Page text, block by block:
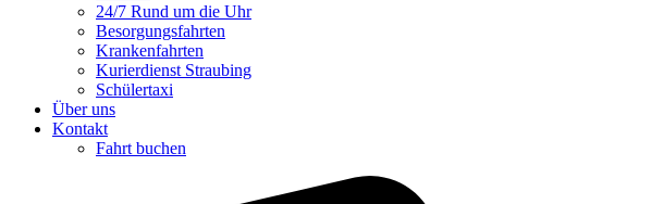
24/7 Rund um die Uhr
Besorgungsfahrten
Krankenfahrten
Kurierdienst Straubing
Schülertaxi
Über uns
Kontakt
Fahrt buchen